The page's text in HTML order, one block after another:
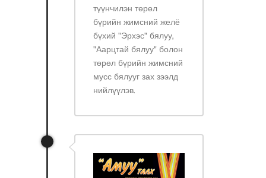
түүнчилэн төрөл
бүрийн жимсний желё
бүхий "Эрхэс" бялуу,
"Аарцтай бялуу" болон
төрөл бүрийн жимсний
мусс бялууг зах зээлд
нийлүүлэв.